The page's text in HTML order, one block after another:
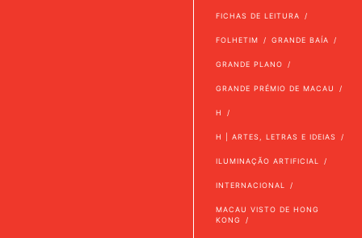
FICHAS DE LEITURA
FOLHETIM GRANDE BAÍA
GRANDE PLANO
GRANDE PRÉMIO DE MACAU
H
H | ARTES, LETRAS E IDEIAS
ILUMINAÇÃO ARTIFICIAL
INTERNACIONAL
MACAU VISTO DE HONG
KONG